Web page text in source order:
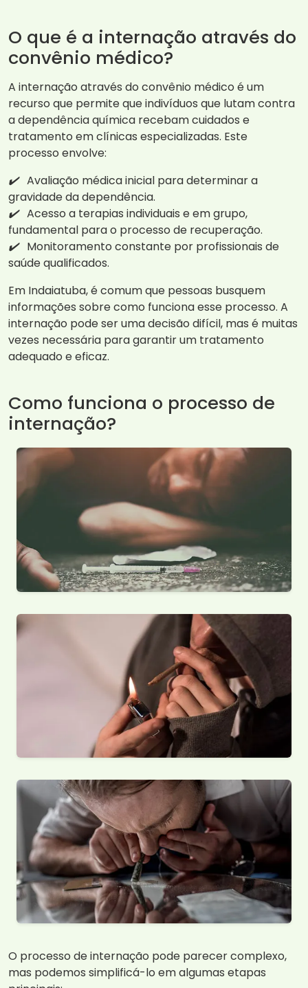
O que é a internação através do
convênio médico?
A internação através do convênio médico é um
recurso que permite que indivíduos que lutam contra
a dependência química recebam cuidados e
tratamento em clínicas especializadas. Este
processo envolve:
✔️ Avaliação médica inicial para determinar a
gravidade da dependência.
✔️ Acesso a terapias individuais e em grupo,
fundamental para o processo de recuperação.
✔️ Monitoramento constante por profissionais de
saúde qualificados.
Em Indaiatuba, é comum que pessoas busquem
informações sobre como funciona esse processo. A
internação pode ser uma decisão difícil, mas é muitas
vezes necessária para garantir um tratamento
adequado e eficaz.
Como funciona o processo de
internação?
O processo de internação pode parecer complexo,
mas podemos simplificá-lo em algumas etapas